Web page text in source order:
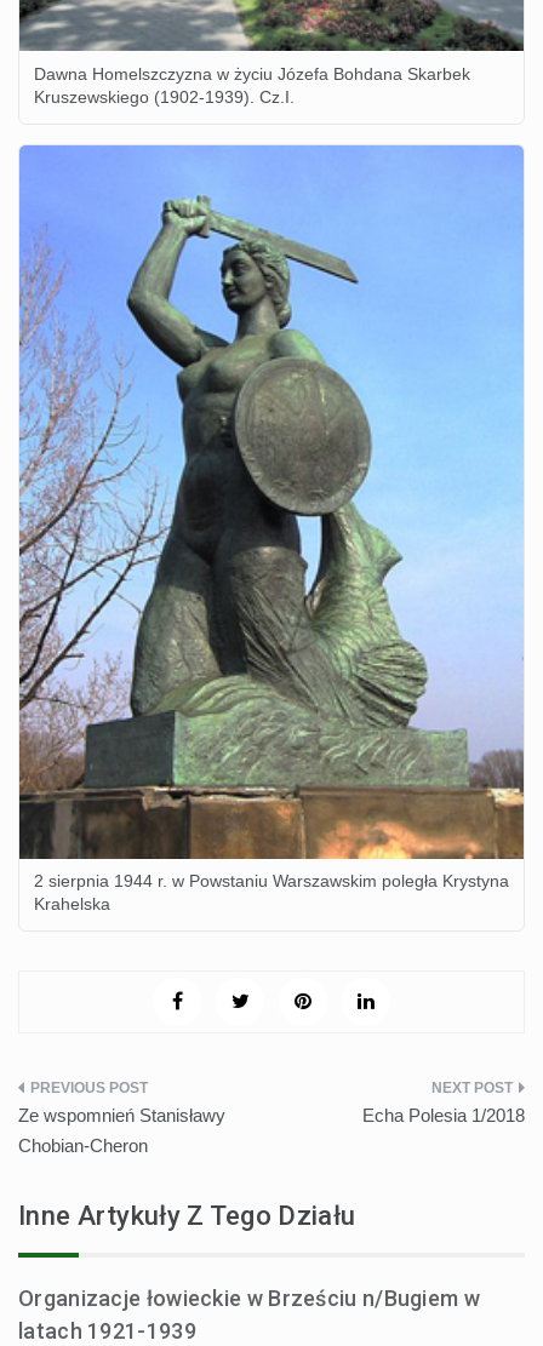
Dawna Homelszczyzna w życiu Józefa Bohdana Skarbek
Kruszewskiego (1902-1939). Cz.I.
2 sierpnia 1944 r. w Powstaniu Warszawskim poległa Krystyna
Krahelska
Nawigacja
wpisu
Ze wspomnień Stanisławy
Chobian-Cheron
Echa Polesia 1/2018
Inne Artykuły Z Tego Działu
Organizacje łowieckie w Brześciu n/Bugiem w
latach 1921-1939